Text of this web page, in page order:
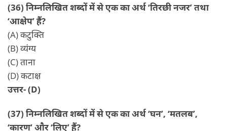
(36) निम्नलिखित शब्दों में से एक का अर्थ ‘तिरछी नजर’ तथा
‘आक्षेप’ हैं?
(A) कटुक्ति
(B) व्यंग्य
(C) ताना
(D) कटाक्ष
उत्तर- (D)
(37) निम्नलिखित शब्दों में से एक का अर्थ ‘घन’, ‘मतलब’,
‘कारण’ और ‘लिए’ हैं?